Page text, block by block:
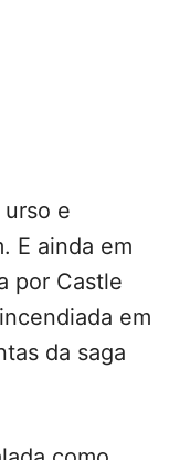
e
E ainda em
por Castle
em
da saga